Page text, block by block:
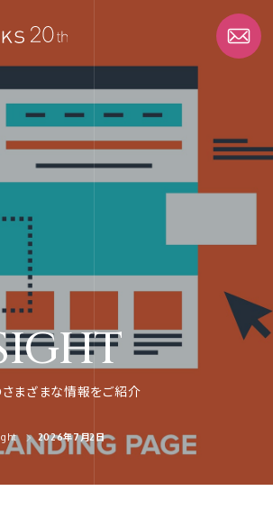
まざまな情報をご紹介
2026年7月2日